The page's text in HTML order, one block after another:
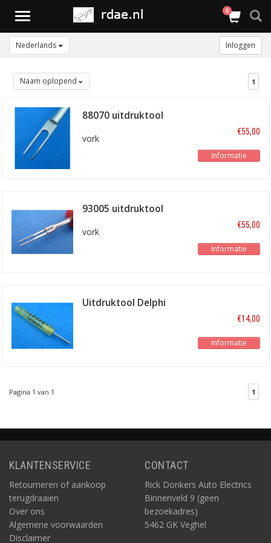
Toggle
0
Nederlands Inloggen
Naam oplopend 1
88070 uitdruktool
vork
€55,00
Informatie
93005 uitdruktool
vork
€55,00
Informatie
Uitdruktool Delphi
€14,00
Informatie
Pagina 1 van 1 1
KLANTENSERVICE
Retourneren of aankoop
terugdraaien
Over ons
Algemene voorwaarden
Disclaimer
CONTACT
Rick Donkers Auto Electrics
Binnenveld 9 (geen
bezoekadres)
5462 GK Veghel